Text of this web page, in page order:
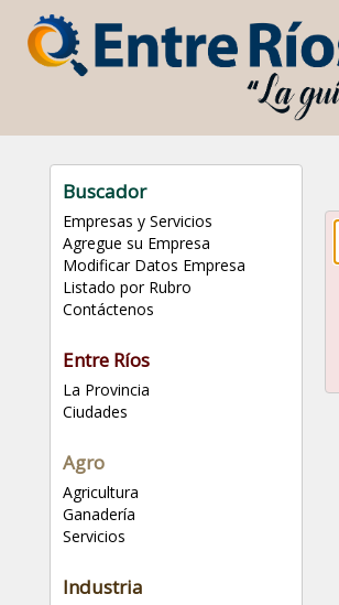
Buscador
Empresas y Servicios
Agregue su Empresa
Modificar Datos Empresa
Listado por Rubro
Contáctenos
Entre Ríos
La Provincia
Ciudades
Agro
Agricultura
Ganadería
Servicios
Industria